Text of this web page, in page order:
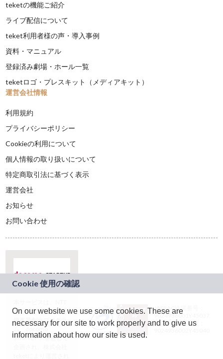
teketの機能ご紹介
ライブ配信について
teket利用者様の声・導入事例
資料・マニュアル
登録済み劇場・ホール一覧
teketロゴ・プレスキット（メディアキット）
運営会社情報
利用規約
プライバシーポリシー
Cookieの利用について
個人情報の取り扱いについて
特定商取引法に基づく表示
運営会社
お知らせ
お問い合わせ
ドコモグループの新
規事業創出プログラ
ム「docomo
STARTUP」を通じて
JASRAC許諾番号：
9024936001Y45037
JASRAC許諾番号：
On our website we use some cookies. These are
necessary for our site to work properly and to give us
information about how our site is used.